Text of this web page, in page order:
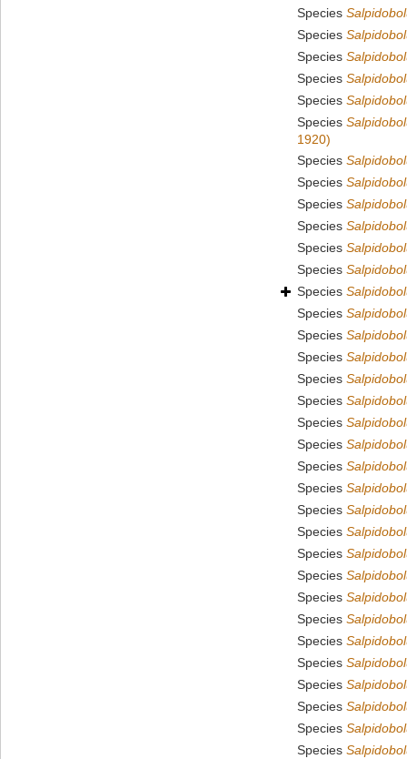
Species
Species
Species
Species
Species
Species
1920)
Species
Species
Species
Species
Species
Species
Species
Species
Species
Species
Species
Species
Species
Species
Species
Species
Species
Species
Species
Species
Species
Species
Species
Species
Species
Species
Species
Species